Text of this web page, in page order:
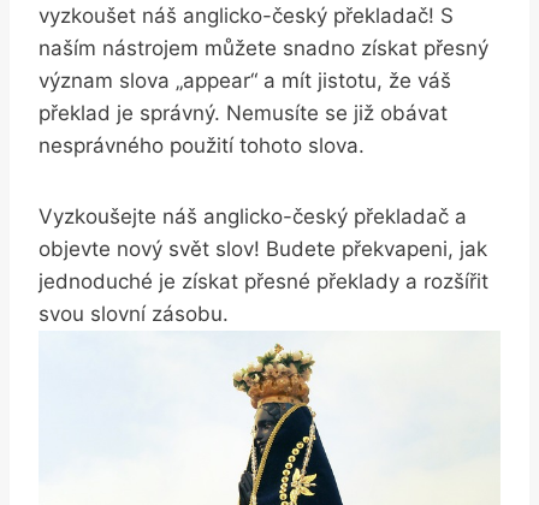
vyzkoušet náš anglicko-český překladač! S
naším ⁤nástrojem můžete snadno získat‌ přesný
význam slova „appear“⁣ a mít jistotu, že váš
‍překlad⁢ je správný. Nemusíte se již obávat
nesprávného použití tohoto slova.
Vyzkoušejte náš anglicko-český⁤ překladač a
objevte nový​ svět slov! Budete překvapeni, jak
jednoduché je získat přesné překlady a rozšířit⁢
svou slovní zásobu.